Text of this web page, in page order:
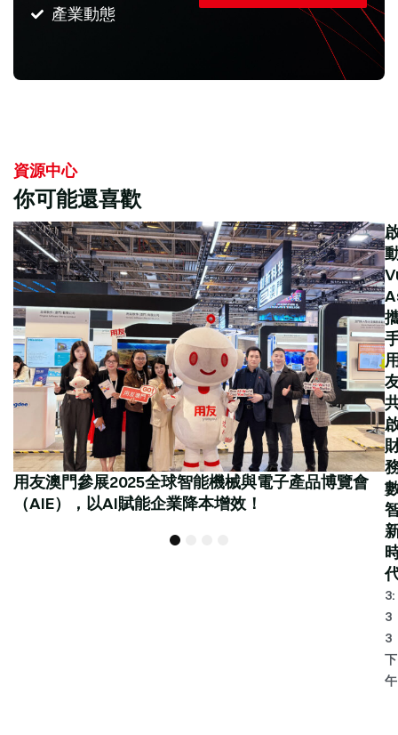
產業動態
資源中心
你可能還喜歡
用友澳門參展2025全球智能機械與電子產品博覽會
（AIE），以AI賦能企業降本增效！
4
3:
3
3
下
午